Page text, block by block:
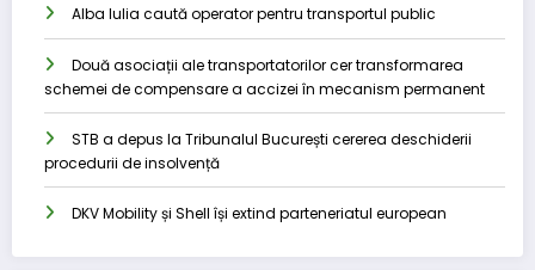
Alba Iulia caută operator pentru transportul public
Două asociații ale transportatorilor cer transformarea
schemei de compensare a accizei în mecanism permanent
STB a depus la Tribunalul București cererea deschiderii
procedurii de insolvență
DKV Mobility și Shell își extind parteneriatul european